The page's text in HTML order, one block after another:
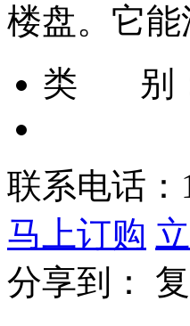
楼盘。它
类 别
联系电话：
马上订购
分享到：